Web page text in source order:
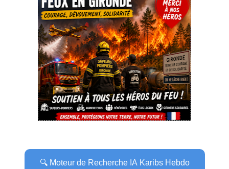
🔍 Moteur de Recherche IA Karibs Hebdo